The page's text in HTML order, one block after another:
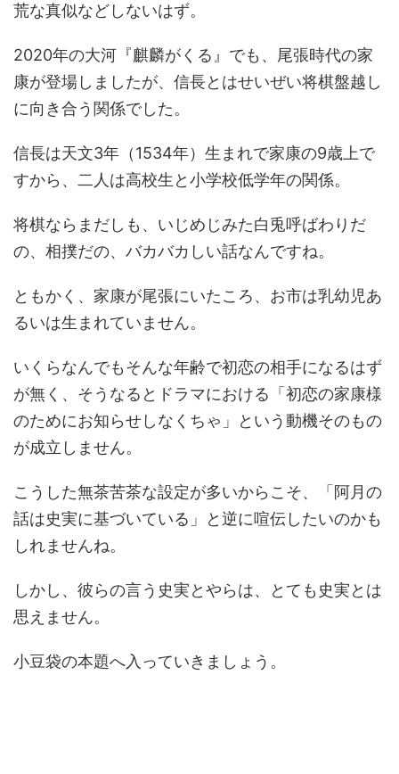
荒な真似などしないはず。
2020年の大河『麒麟がくる』でも、尾張時代の家
康が登場しましたが、信長とはせいぜい将棋盤越し
に向き合う関係でした。
信長は天文3年（1534年）生まれで家康の9歳上で
すから、二人は高校生と小学校低学年の関係。
将棋ならまだしも、いじめじみた白兎呼ばわりだ
の、相撲だの、バカバカしい話なんですね。
ともかく、家康が尾張にいたころ、お市は乳幼児あ
るいは生まれていません。
いくらなんでもそんな年齢で初恋の相手になるはず
が無く、そうなるとドラマにおける「初恋の家康様
のためにお知らせしなくちゃ」という動機そのもの
が成立しません。
こうした無茶苦茶な設定が多いからこそ、「阿月の
話は史実に基づいている」と逆に喧伝したいのかも
しれませんね。
しかし、彼らの言う史実とやらは、とても史実とは
思えません。
小豆袋の本題へ入っていきましょう。